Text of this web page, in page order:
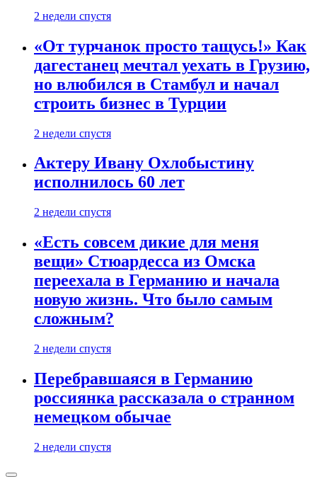
2 недели спустя
«От турчанок просто тащусь!» Как
дагестанец мечтал уехать в Грузию,
но влюбился в Стамбул и начал
строить бизнес в Турции
2 недели спустя
Актеру Ивану Охлобыстину
исполнилось 60 лет
2 недели спустя
«Есть совсем дикие для меня
вещи» Стюардесса из Омска
переехала в Германию и начала
новую жизнь. Что было самым
сложным?
2 недели спустя
Перебравшаяся в Германию
россиянка рассказала о странном
немецком обычае
2 недели спустя